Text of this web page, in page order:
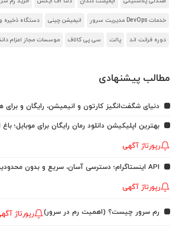
خدمات DevOps مدیریت سرور انیمیشن چینی دستگاه ذخیره
دوره فرانت اند پالت سی پی کالاف موسسات مجاز اعزام
مطالب پیشنهادی
دنیای شگفت‌انگیز کارتون و انیمیشن، رایگان و
بهترین اپلیکیشن دانلود رمان رایگان برای موبایل؛
رپورتاژ آگهی
API اینستاگرام؛ دسترسی آسان، سریع و بدون محدودیت به اطلاعات اینستاگرام
رپورتاژ آگهی
رم سرور چیست؟ (اهمیت رم در سرور) رپورتاژ